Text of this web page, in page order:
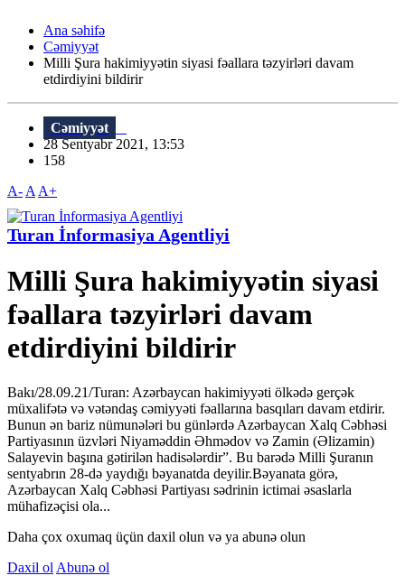
Ana səhifə
Cəmiyyət
Milli Şura hakimiyyətin siyasi fəallara təzyirləri davam
etdirdiyini bildirir
Cəmiyyət
28 Sentyabr 2021, 13:53
158
A- A A+
Turan İnformasiya Agentliyi
Milli Şura hakimiyyətin siyasi
fəallara təzyirləri davam
etdirdiyini bildirir
Bakı/28.09.21/Turan: Azərbaycan hakimiyyəti ölkədə gerçək
müxalifətə və vətəndaş cəmiyyəti fəallarına basqıları davam etdirir.
Bunun ən bariz nümunələri bu günlərdə Azərbaycan Xalq Cəbhəsi
Partiyasının üzvləri Niyaməddin Əhmədov və Zamin (Əlizamin)
Salayevin başına gətirilən hadisələrdir”. Bu barədə Milli Şuranın
sentyabrın 28-də yaydığı bəyanatda deyilir.Bəyanata görə,
Azərbaycan Xalq Cəbhəsi Partiyası sədrinin ictimai əsaslarla
mühafizəçisi ola...
Daha çox oxumaq üçün daxil olun və ya abunə olun
Daxil ol Abunə ol